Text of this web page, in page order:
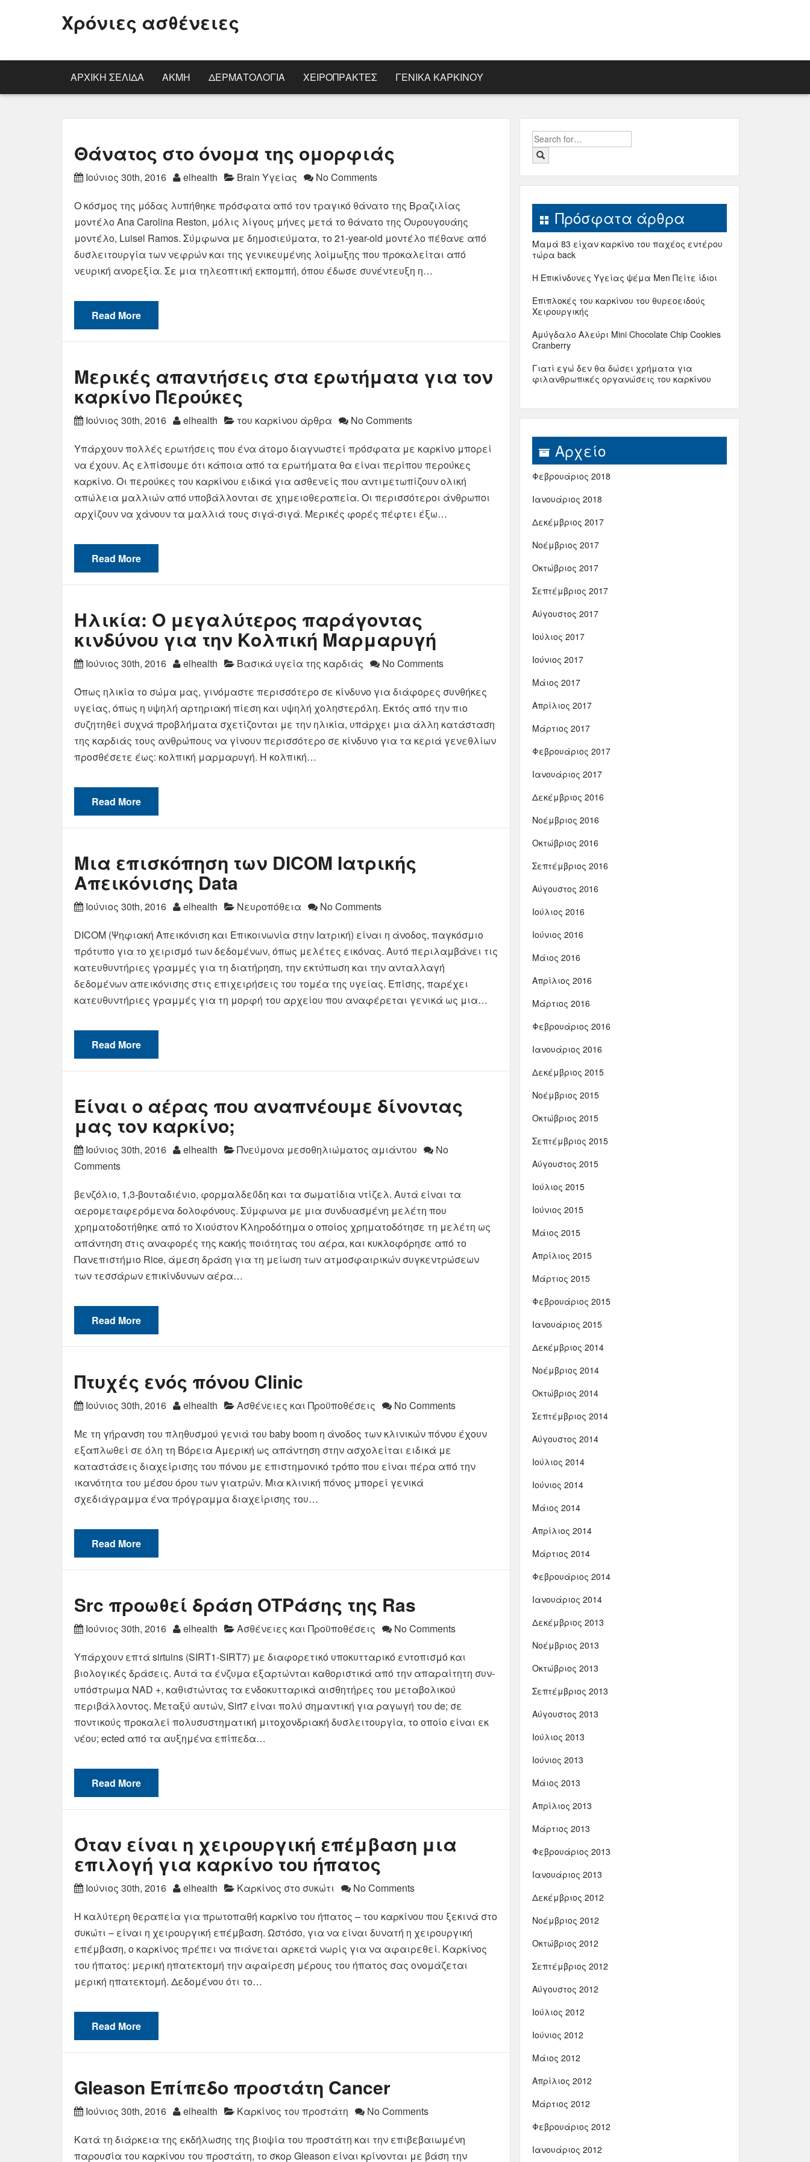
Χρόνιες ασθένειες
ΑΡΧΙΚΉ ΣΕΛΊΔΑ ΑΚΜΉ ΔΕΡΜΑΤΟΛΟΓΊΑ ΧΕΙΡΟΠΡΆΚΤΕΣ ΓΕΝΙΚΆ ΚΑΡΚΊΝΟΥ
Θάνατος στο όνομα της ομορφιάς
Ιούνιος 30th, 2016 elhealth Brain Υγείας No Comments
Ο κόσμος της μόδας λυπήθηκε πρόσφατα από τον τραγικό θάνατο της Βραζιλίας
μοντέλο Ana Carolina Reston, μόλις λίγους μήνες μετά το θάνατο της Ουρουγουάης
μοντέλο, Luisel Ramos. Σύμφωνα με δημοσιεύματα, το 21-year-old μοντέλο πέθανε από
δυσλειτουργία των νεφρών και της γενικευμένης λοίμωξης που προκαλείται από
νευρική ανορεξία. Σε μια τηλεοπτική εκπομπή, όπου έδωσε συνέντευξη η…
Read More
Μερικές απαντήσεις στα ερωτήματα για τον
καρκίνο Περούκες
Ιούνιος 30th, 2016 elhealth του καρκίνου άρθρα No Comments
Υπάρχουν πολλές ερωτήσεις που ένα άτομο διαγνωστεί πρόσφατα με καρκίνο μπορεί
να έχουν. Ας ελπίσουμε ότι κάποια από τα ερωτήματα θα είναι περίπου περούκες
καρκίνο. Οι περούκες του καρκίνου ειδικά για ασθενείς που αντιμετωπίζουν ολική
απώλεια μαλλιών από υποβάλλονται σε χημειοθεραπεία. Οι περισσότεροι άνθρωποι
αρχίζουν να χάνουν τα μαλλιά τους σιγά-σιγά. Μερικές φορές πέφτει έξω…
Read More
Ηλικία: Ο μεγαλύτερος παράγοντας
κινδύνου για την Κολπική Μαρμαρυγή
Ιούνιος 30th, 2016 elhealth Βασικά υγεία της καρδιάς No Comments
Όπως ηλικία το σώμα μας, γινόμαστε περισσότερο σε κίνδυνο για διάφορες συνθήκες
υγείας, όπως η υψηλή αρτηριακή πίεση και υψηλή χοληστερόλη. Εκτός από την πιο
συζητηθεί συχνά προβλήματα σχετίζονται με την ηλικία, υπάρχει μια άλλη κατάσταση
της καρδιάς τους ανθρώπους να γίνουν περισσότερο σε κίνδυνο για τα κεριά γενεθλίων
προσθέσετε έως: κολπική μαρμαρυγή. Η κολπική…
Read More
Μια επισκόπηση των DICOM Ιατρικής
Απεικόνισης Data
Ιούνιος 30th, 2016 elhealth Νευροπόθεια No Comments
DICOM (Ψηφιακή Απεικόνιση και Επικοινωνία στην Ιατρική) είναι η άνοδος, παγκόσμιο
πρότυπο για το χειρισμό των δεδομένων, όπως μελέτες εικόνας. Αυτό περιλαμβάνει τις
κατευθυντήριες γραμμές για τη διατήρηση, την εκτύπωση και την ανταλλαγή
δεδομένων απεικόνισης στις επιχειρήσεις του τομέα της υγείας. Επίσης, παρέχει
κατευθυντήριες γραμμές για τη μορφή του αρχείου που αναφέρεται γενικά ως μια…
Read More
Είναι ο αέρας που αναπνέουμε δίνοντας
μας τον καρκίνο;
Ιούνιος 30th, 2016 elhealth Πνεύμονα μεσοθηλιώματος αμιάντου
No
Comments
βενζόλιο, 1,3-βουταδιένιο, φορμαλδεΰδη και τα σωματίδια ντίζελ. Αυτά είναι τα
αερομεταφερόμενα δολοφόνους. Σύμφωνα με μια συνδυασμένη μελέτη που
χρηματοδοτήθηκε από το Χιούστον Κληροδότημα ο οποίος χρηματοδότησε τη μελέτη ως
απάντηση στις αναφορές της κακής ποιότητας του αέρα, και κυκλοφόρησε από το
Πανεπιστήμιο Rice, άμεση δράση για τη μείωση των ατμοσφαιρικών συγκεντρώσεων
των τεσσάρων επικίνδυνων αέρα…
Read More
Πτυχές ενός πόνου Clinic
Ιούνιος 30th, 2016 elhealth Ασθένειες και Προϋποθέσεις No Comments
Με τη γήρανση του πληθυσμού γενιά του baby boom η άνοδος των κλινικών πόνου έχουν
εξαπλωθεί σε όλη τη Βόρεια Αμερική ως απάντηση στην ασχολείται ειδικά με
καταστάσεις διαχείρισης του πόνου με επιστημονικό τρόπο που είναι πέρα ​​από την
ικανότητα του μέσου όρου των γιατρών. Μια κλινική πόνος μπορεί γενικά
σχεδιάγραμμα ένα πρόγραμμα διαχείρισης του…
Read More
Src προωθεί δράση ΟΤΡάσης της Ras
Ιούνιος 30th, 2016 elhealth Ασθένειες και Προϋποθέσεις No Comments
Υπάρχουν επτά sirtuins (SIRT1-SIRT7) με διαφορετικό υποκυτταρικό εντοπισμό και
βιολογικές δράσεις. Αυτά τα ένζυμα εξαρτώνται καθοριστικά από την απαραίτητη συν-
υπόστρωμα NAD +, καθιστώντας τα ενδοκυτταρικά αισθητήρες του μεταβολικού
περιβάλλοντος. Μεταξύ αυτών, Sirt7 είναι πολύ σημαντική για ραγωγή του de; σε
ποντικούς προκαλεί πολυσυστηματική μιτοχονδριακή δυσλειτουργία, το οποίο είναι εκ
νέου; ected από τα αυξημένα επίπεδα…
Read More
Όταν είναι η χειρουργική επέμβαση μια
επιλογή για καρκίνο του ήπατος
Ιούνιος 30th, 2016 elhealth Καρκίνος στο συκώτι No Comments
Η καλύτερη θεραπεία για πρωτοπαθή καρκίνο του ήπατος – του καρκίνου που ξεκινά στο
συκώτι – είναι η χειρουργική επέμβαση. Ωστόσο, για να είναι δυνατή η χειρουργική
επέμβαση, ο καρκίνος πρέπει να πιάνεται αρκετά νωρίς για να αφαιρεθεί. Καρκίνος
του ήπατος: μερική ηπατεκτομή την αφαίρεση μέρους του ήπατος σας ονομάζεται
μερική ηπατεκτομή. Δεδομένου ότι το…
Read More
Gleason Επίπεδο προστάτη Cancer
Ιούνιος 30th, 2016 elhealth Καρκίνος του προστάτη No Comments
Κατά τη διάρκεια της εκδήλωσης της βιοψία του προστάτη και την επιβεβαιωμένη
παρουσία του καρκίνου του προστάτη, το σκορ Gleason είναι κρίνονται με βάση την
Search
for:
Πρόσφατα άρθρα
Μαμά 83 είχαν καρκίνο του παχέος εντέρου
τώρα back
Η Επικίνδυνες Υγείας ψέμα Men Πείτε ίδιοι
Επιπλοκές του καρκίνου του θυρεοειδούς
Χειρουργικής
Αμύγδαλο Αλεύρι Mini Chocolate Chip Cookies
Cranberry
Γιατί εγώ δεν θα δώσει χρήματα για
φιλανθρωπικές οργανώσεις του καρκίνου
Αρχείο
Φεβρουάριος 2018
Ιανουάριος 2018
Δεκέμβριος 2017
Νοέμβριος 2017
Οκτώβριος 2017
Σεπτέμβριος 2017
Αύγουστος 2017
Ιούλιος 2017
Ιούνιος 2017
Μάιος 2017
Απρίλιος 2017
Μάρτιος 2017
Φεβρουάριος 2017
Ιανουάριος 2017
Δεκέμβριος 2016
Νοέμβριος 2016
Οκτώβριος 2016
Σεπτέμβριος 2016
Αύγουστος 2016
Ιούλιος 2016
Ιούνιος 2016
Μάιος 2016
Απρίλιος 2016
Μάρτιος 2016
Φεβρουάριος 2016
Ιανουάριος 2016
Δεκέμβριος 2015
Νοέμβριος 2015
Οκτώβριος 2015
Σεπτέμβριος 2015
Αύγουστος 2015
Ιούλιος 2015
Ιούνιος 2015
Μάιος 2015
Απρίλιος 2015
Μάρτιος 2015
Φεβρουάριος 2015
Ιανουάριος 2015
Δεκέμβριος 2014
Νοέμβριος 2014
Οκτώβριος 2014
Σεπτέμβριος 2014
Αύγουστος 2014
Ιούλιος 2014
Ιούνιος 2014
Μάιος 2014
Απρίλιος 2014
Μάρτιος 2014
Φεβρουάριος 2014
Ιανουάριος 2014
Δεκέμβριος 2013
Νοέμβριος 2013
Οκτώβριος 2013
Σεπτέμβριος 2013
Αύγουστος 2013
Ιούλιος 2013
Ιούνιος 2013
Μάιος 2013
Απρίλιος 2013
Μάρτιος 2013
Φεβρουάριος 2013
Ιανουάριος 2013
Δεκέμβριος 2012
Νοέμβριος 2012
Οκτώβριος 2012
Σεπτέμβριος 2012
Αύγουστος 2012
Ιούλιος 2012
Ιούνιος 2012
Μάιος 2012
Απρίλιος 2012
Μάρτιος 2012
Φεβρουάριος 2012
Ιανουάριος 2012